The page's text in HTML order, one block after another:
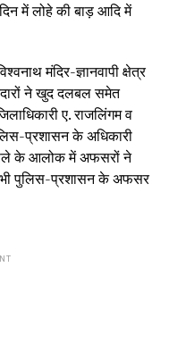
में लोहे की बाड़ आदि में
मंदिर-ज्ञानवापी क्षेत्र
ने खुद दलबल समेत
ए. राजलिंगम व
प्रशासन के अधिकारी
के आलोक में अफसरों ने
भी पुलिस-प्रशासन के अफसर